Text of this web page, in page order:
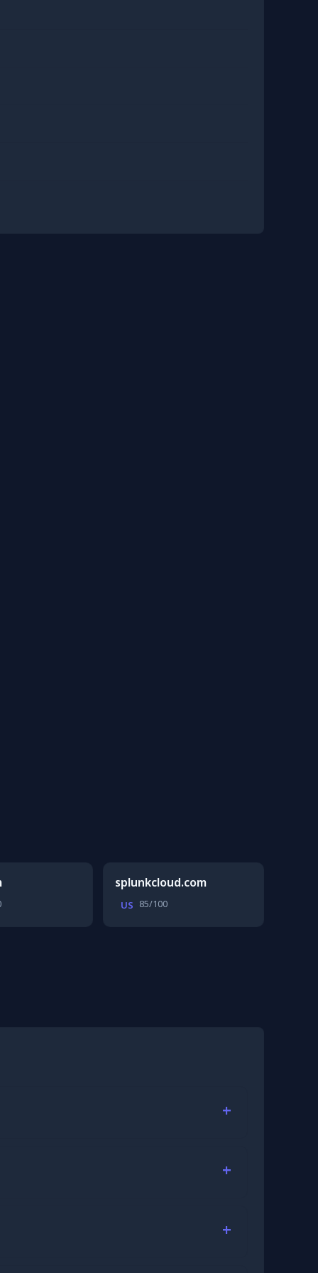
splunkcloud.com
US 85/100